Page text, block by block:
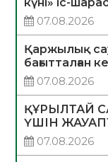
07.08.2026
Қаржылық
бағытталған
07.08.2026
ҚҰРЫЛТАЙ
ҮШІН
07.08.2026